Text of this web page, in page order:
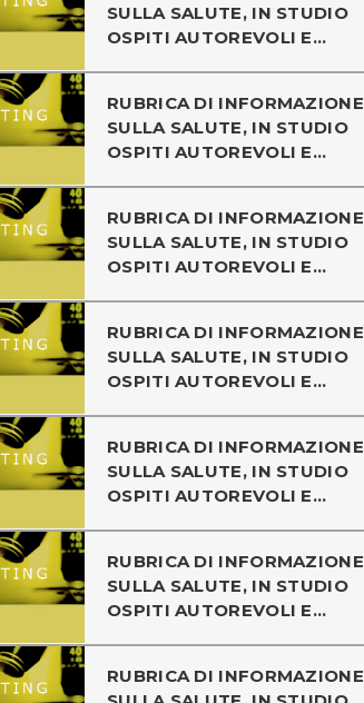
SULLA SALUTE, IN STUDIO
OSPITI AUTOREVOLI E...
RUBRICA DI INFORMAZIONE
SULLA SALUTE, IN STUDIO
OSPITI AUTOREVOLI E...
RUBRICA DI INFORMAZIONE
SULLA SALUTE, IN STUDIO
OSPITI AUTOREVOLI E...
RUBRICA DI INFORMAZIONE
SULLA SALUTE, IN STUDIO
OSPITI AUTOREVOLI E...
RUBRICA DI INFORMAZIONE
SULLA SALUTE, IN STUDIO
OSPITI AUTOREVOLI E...
RUBRICA DI INFORMAZIONE
SULLA SALUTE, IN STUDIO
OSPITI AUTOREVOLI E...
RUBRICA DI INFORMAZIONE